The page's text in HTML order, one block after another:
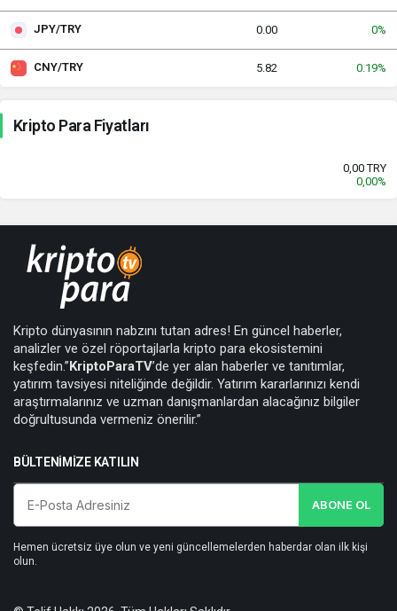
JPY/TRY 0.00 0%
CNY/TRY 5.82 0.19%
Kripto Para Fiyatları
0,00 TRY
0,00%
Kripto dünyasının nabzını tutan adres! En güncel haberler,
analizler ve özel röportajlarla kripto para ekosistemini
keşfedin.”KriptoParaTV’de yer alan haberler ve tanıtımlar,
yatırım tavsiyesi niteliğinde değildir. Yatırım kararlarınızı kendi
araştırmalarınız ve uzman danışmanlardan alacağınız bilgiler
doğrultusunda vermeniz önerilir.”
BÜLTENIMIZE KATILIN
ABONE OL
Hemen ücretsiz üye olun ve yeni güncellemelerden haberdar olan ilk kişi
olun.